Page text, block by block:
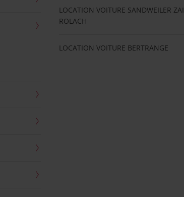
LOCATION VOITURE SANDWEILER ZAI
ROLACH
LOCATION VOITURE BERTRANGE